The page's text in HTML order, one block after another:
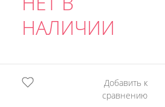
НАЛИЧИИ
Добавить к
сравнению